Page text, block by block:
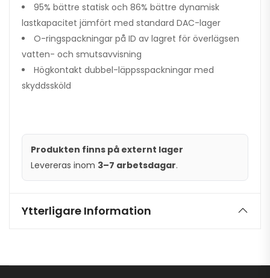
95% bättre statisk och 86% bättre dynamisk
lastkapacitet jämfört med standard DAC-lager
O-ringspackningar på ID av lagret för överlägsen
vatten- och smutsavvisning
Högkontakt dubbel-läppsspackningar med
skyddssköld
Produkten finns på externt lager
Levereras inom 3–7 arbetsdagar.
Ytterligare Information